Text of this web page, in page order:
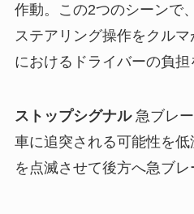
作動。この2つのシーンで
ステアリング操作をクル
におけるドライバーの負担
ストップシグナル急ブレ
車に追突される可能性を
を点滅させて後方へ急ブレ